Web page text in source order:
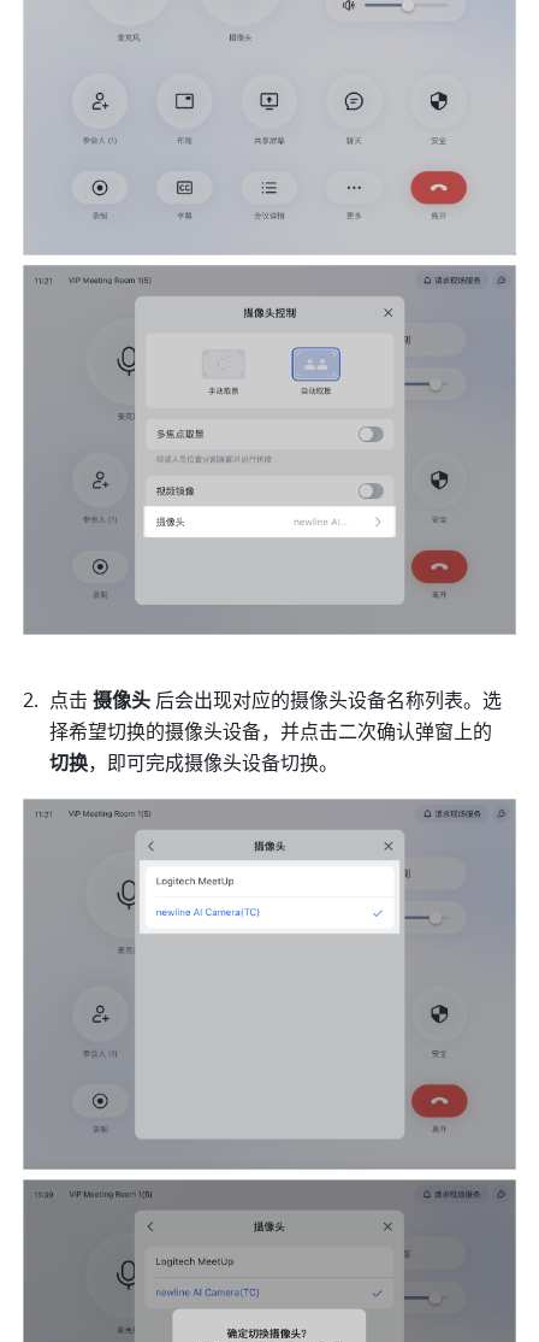
点击 摄像头 后会出现对应的摄像头设备名称列表。选
切换，即可完成摄像头设备切换。